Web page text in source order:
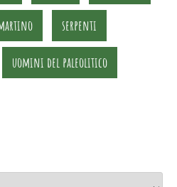
serpenti
uomini del paleolitico